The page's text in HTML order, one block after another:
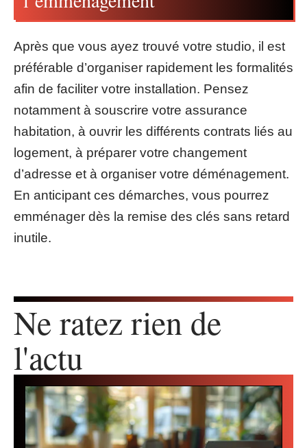
Après que vous ayez trouvé votre studio, il est
préférable d’organiser rapidement les formalités
afin de faciliter votre installation. Pensez
notamment à souscrire votre assurance
habitation, à ouvrir les différents contrats liés au
logement, à préparer votre changement
d’adresse et à organiser votre déménagement.
En anticipant ces démarches, vous pourrez
emménager dès la remise des clés sans retard
inutile.
Ne ratez rien de
l'actu